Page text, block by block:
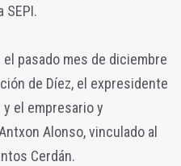
SEPI.
pasado mes de diciembre
de Díez, el expresidente
y el empresario y
Alonso, vinculado al
Cerdán.